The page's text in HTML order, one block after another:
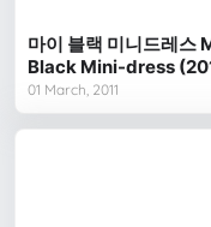
마이 블랙 미니드레스
Black Mini-dress
01 March, 2011